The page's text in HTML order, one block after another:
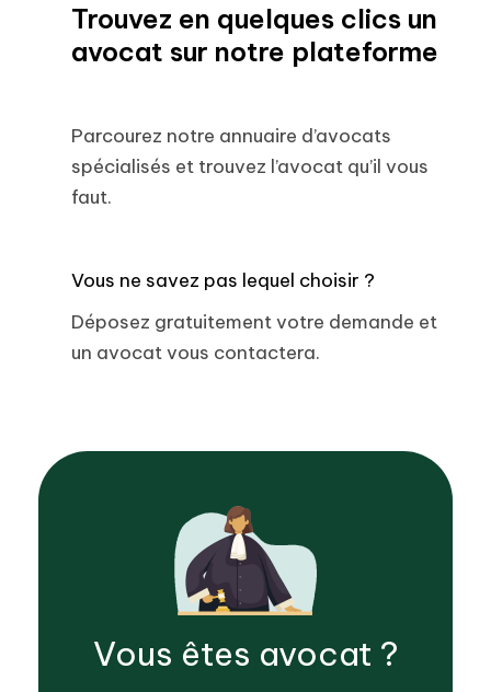
Trouvez en quelques clics un
avocat sur notre plateforme
Parcourez notre annuaire d’avocats
spécialisés et trouvez l’avocat qu’il vous
faut.
Vous ne savez pas lequel choisir ?
Déposez gratuitement votre demande et
un avocat vous contactera.
Vous êtes avocat ?